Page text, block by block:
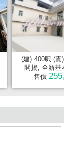
(建) 400呎 (實
開揚, 全新基
售價